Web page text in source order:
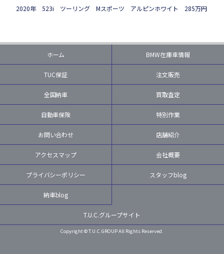
2020年 523i ツーリング Mスポーツ アルピンホワイト 285万円
ホーム BMW在庫車情報
TUC保証 注文販売
全国納車 買取査定
自動車保険 特別作業
お問い合わせ 店舗紹介
アクセスマップ 会社概要
プライバシーポリシー スタッフblog
納車blog
T.U.C.グループサイト
Copyright © T.U.C.GROUP All Rights Reserved.